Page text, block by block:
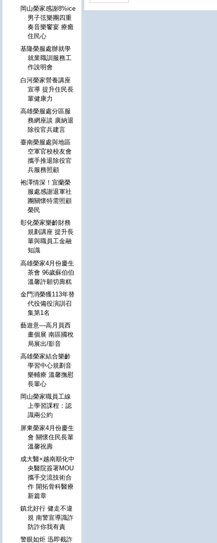
岡山榮家感謝8%ice
男子弦樂團四重
奏音樂饗宴 療癒
住民心
基隆榮服處辦就學
就業職訓服務工
作說明會
白河榮家營養講座
宣導 提升住民長
輩健康力
高雄榮服處分區服
務網座談 廣納退
除役官兵建言
臺南榮服處與地區
空軍官校校友會
攜手推退除役官
兵服務照顧
袍澤情深！宜蘭榮
服處感謝退軍社
團關懷特需照顧
榮民
彰化榮家樂齡財務
規劃講座 提升長
輩與職員工金融
知識
高雄榮家4月份慶生
茶會 96歲蘇伯伯
溫馨許願切壽糕
金門消榮獲113年替
代役備役演訓召
集第1名
藝遊意—高月員西
畫個展 南區國稅
局展出/影音
高雄榮家結合樂齡
學習中心規劃音
樂輔療 溫馨撫慰
長輩心
岡山榮家職員工線
上學習課程：認
識兩公約
屏東榮家4月份慶生
會 關懷住民長輩
溫馨祝壽
成大醫×越南順化中
央醫院簽署MOU
攜手交流技術合
作 開拓骨科醫療
新篇章
鎮北好行 健走不違
規 南警宣導識詐
防詐你我有責
警眼如炬 迅即截詐